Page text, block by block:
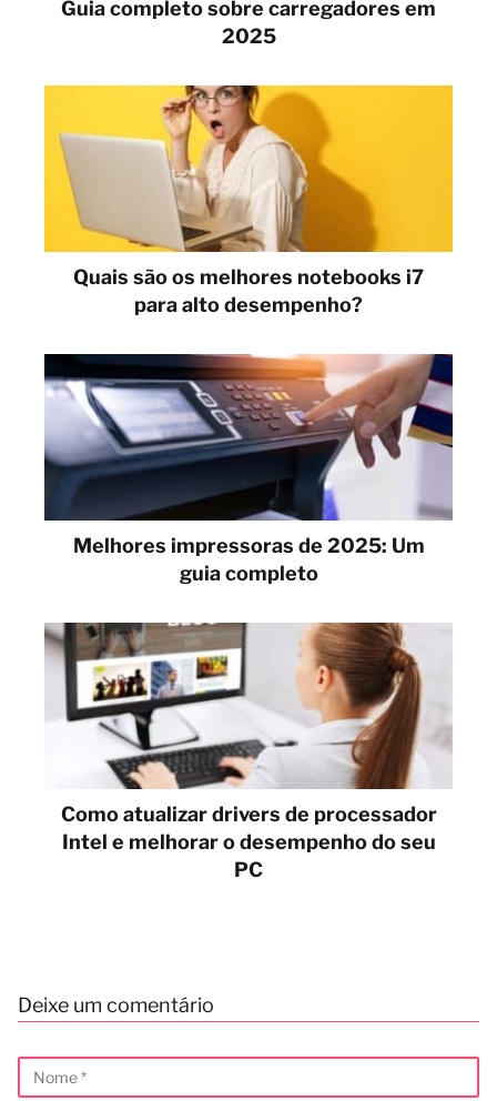
Guia completo sobre carregadores em
2025
Quais são os melhores notebooks i7
para alto desempenho?
Melhores impressoras de 2025: Um
guia completo
Como atualizar drivers de processador
Intel e melhorar o desempenho do seu
PC
Deixe um comentário